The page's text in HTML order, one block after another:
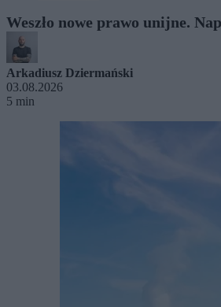
Weszło nowe prawo unijne.
Arkadiusz Dziermański
03.08.2026
5 min